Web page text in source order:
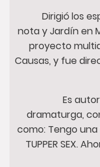
Dirigió los
nota y Jardín en
proyecto
Causas, y fue
Es autora
dramaturga,
como: Tengo una
TUPPER SEX.